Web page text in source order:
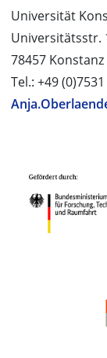
Universität
Universitätsstr.
78457 Konstanz
Tel.: +49